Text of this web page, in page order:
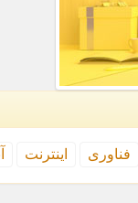
فناوری اینترنت